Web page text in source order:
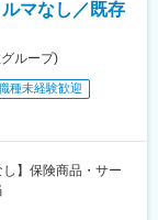
西口駅、富田駅(大
ハーバーランド
福岡県)、西鉄香椎
育館駅、東新宿
傍駅、大国町駅、白
松本駅、北勢中央公
、西大路駅、桂川駅
阪神線)、大日駅、
線)、日生中央駅、
場南口駅、中央市場
駅、天拝山駅、大牟
九大学研都市駅、
マなし／既存
ループ)
種未経験歓迎
】保険商品・サー